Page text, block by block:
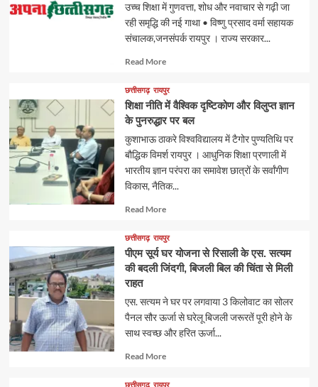
उच्च शिक्षा में गुणवत्ता, शोध और नवाचार से गढ़ी जा
रही समृद्धि की नई गाथा • विष्णु प्रसाद वर्मा सहायक
संचालक,जनसंपर्क रायपुर । राज्य सरकार...
Read MoreRead
about
छत्तीसगढ़ रायपुर
शिक्षा नीति में वैश्विक दृष्टिकोण और विलुप्त ज्ञान
के पुनरुद्धार पर बल
कुशाभाऊ ठाकरे विश्वविद्यालय में टैगोर पुण्यतिथि पर
बौद्धिक विमर्श रायपुर । आधुनिक शिक्षा प्रणाली में
भारतीय ज्ञान परंपरा का समावेश छात्रों के सर्वांगीण
विकास, नैतिक...
Read MoreRead
about
छत्तीसगढ़ रायपुर
पीएम सूर्य घर योजना से रिसाली के एस. सत्यम
की बदली जिंदगी, बिजली बिल की चिंता से मिली
राहत
एस. सत्यम ने घर पर लगवाया 3 किलोवाट का सोलर
पैनल सौर ऊर्जा से घरेलू बिजली जरूरतें पूरी होने के
साथ स्वच्छ और हरित ऊर्जा...
Read MoreRead
about
छत्तीसगढ़ रायपुर